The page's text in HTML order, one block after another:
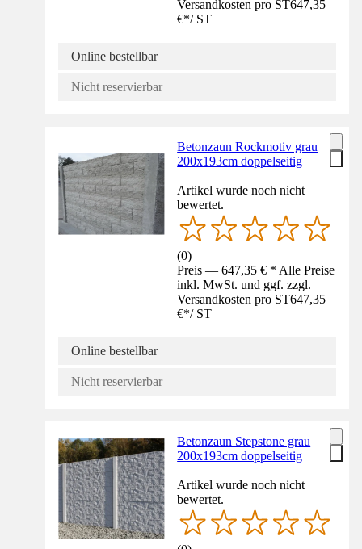
Versandkosten pro ST647,35
€*/ ST
Online bestellbar
Nicht reservierbar
Betonzaun Rockmotiv grau
200x193cm doppelseitig
Artikel wurde noch nicht
bewertet.
(0)
Preis — 647,35 € * Alle Preise
inkl. MwSt. und ggf. zzgl.
Versandkosten pro ST647,35
€*/ ST
Online bestellbar
Nicht reservierbar
Betonzaun Stepstone grau
200x193cm doppelseitig
Artikel wurde noch nicht
bewertet.